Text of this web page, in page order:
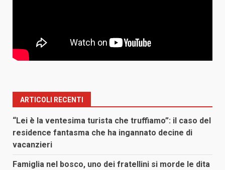
ARTICOLI RECENTI
“Lei è la ventesima turista che truffiamo”: il caso del
residence fantasma che ha ingannato decine di
vacanzieri
Famiglia nel bosco, uno dei fratellini si morde le dita